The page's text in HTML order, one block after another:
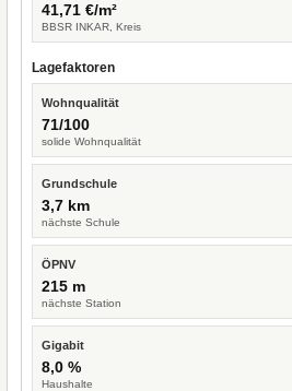
41,71 €/m²
BBSR INKAR, Kreis
Lagefaktoren
Wohnqualität
71/100
solide Wohnqualität
Grundschule
3,7 km
nächste Schule
ÖPNV
215 m
nächste Station
Gigabit
8,0 %
Haushalte